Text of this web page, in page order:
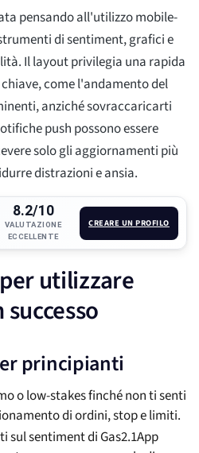
pensando all'utilizzo mobile-
di sentiment, grafici e
Il layout privilegia una rapida
come l'andamento del
anziché sovraccaricarti
push possono essere
solo gli aggiornamenti più
distrazioni e ansia.
8.2/10
VALUTAZIONE
ECCELLENTE
CREARE UN PROFILO
utilizzare
successo
principianti
o low-stakes finché non ti senti
di ordini, stop e limiti.
sul sentiment di Gas2.1App